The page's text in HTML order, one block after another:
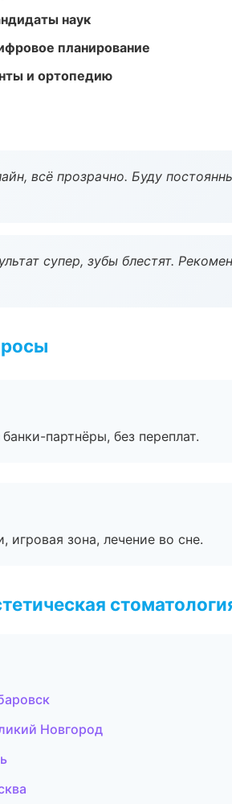
наук
планирование
и ортопедию
всё прозрачно. Буду
супер, зубы блестят.
партнёры, без переплат.
игровая зона, лечение во сне.
Новгород